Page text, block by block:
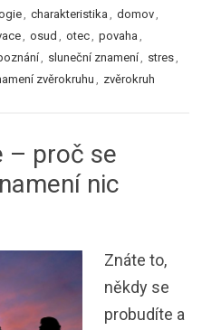
charakteristika domov
osud otec povaha
sluneční znamení stres
zvěrokruhu zvěrokruh
– proč se
nic
Znáte to,
někdy se
probudíte a